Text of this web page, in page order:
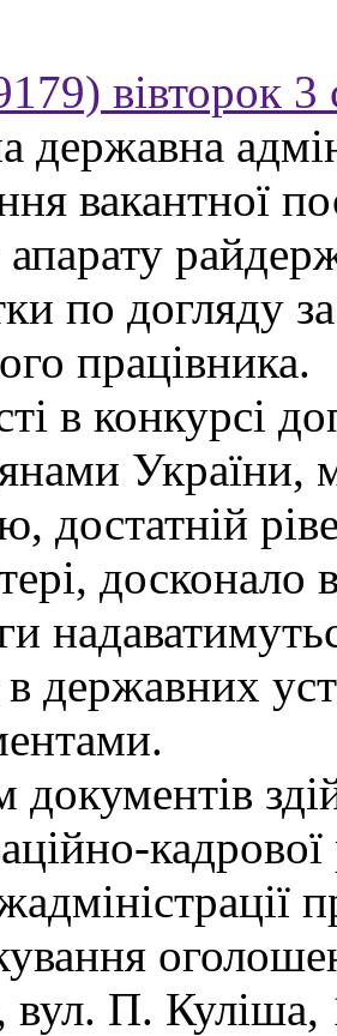
вівторок 3
державна
вакантної
апарату
по догляду
працівника.
в конкурсі
України,
достатній
досконало
державних
вул. П.